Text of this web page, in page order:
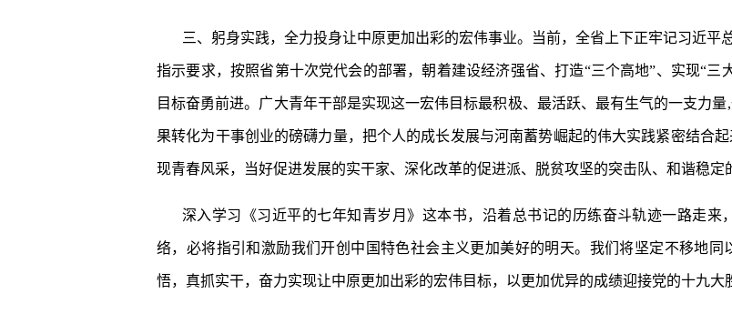
三、躬身实践，全力投身让中原更加出彩的宏伟事业。当前，全省上下正牢记习近平
指示要求，按照省第十次党代会的部署，朝着建设经济强省、打造“三个高地”、实现“
目标奋勇前进。广大青年干部是实现这一宏伟目标最积极、最活跃、最有生气的一支力
果转化为干事创业的磅礴力量，把个人的成长发展与河南蓄势崛起的伟大实践紧密结合
现青春风采，当好促进发展的实干家、深化改革的促进派、脱贫攻坚的突击队、和谐稳定
深入学习《习近平的七年知青岁月》这本书，沿着总书记的历练奋斗轨迹一路走
络，必将指引和激励我们开创中国特色社会主义更加美好的明天。我们将坚定不移地
悟，真抓实干，奋力实现让中原更加出彩的宏伟目标，以更加优异的成绩迎接党的十九大